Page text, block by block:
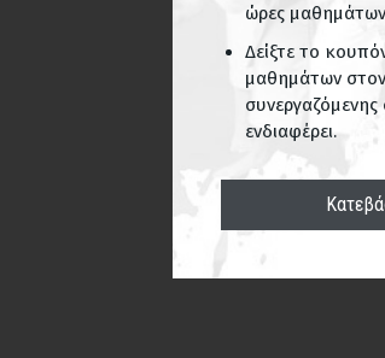
ώρες
Δείξτε το
μαθημάτων
ενδιαφέρει.